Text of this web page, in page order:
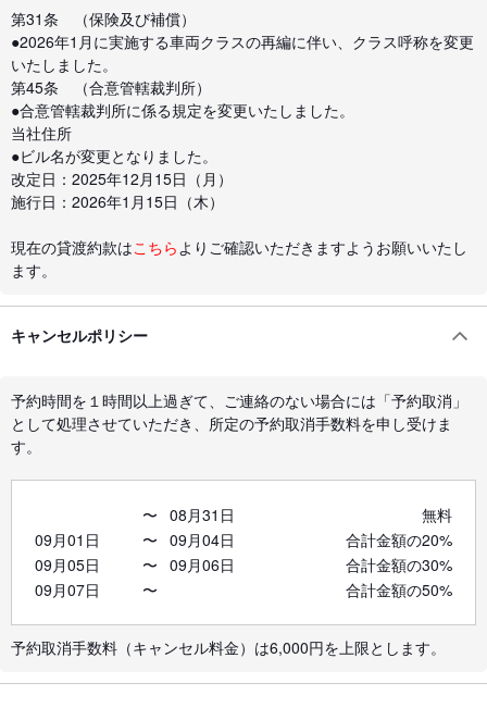
第31条 （保険及び補償）
●2026年1月に実施する車両クラスの再編に伴い、クラス呼称を変更
いたしました。
第45条 （合意管轄裁判所）
●合意管轄裁判所に係る規定を変更いたしました。
当社住所
●ビル名が変更となりました。
改定日：2025年12月15日（月）
施行日：2026年1月15日（木）
現在の貸渡約款はこちら よりご確認いただきますようお願いいたし
ます。
キャンセルポリシー
予約時間を１時間以上過ぎて、ご連絡のない場合には「予約取消」
として処理させていただき、所定の予約取消手数料を申し受けま
す。
〜 08月31日
無料
09月01日
〜 09月04日
合計金額の20%
09月05日
〜 09月06日
合計金額の30%
09月07日
〜 合計金額の50%
予約取消手数料（キャンセル料金）は6,000円を上限とします。